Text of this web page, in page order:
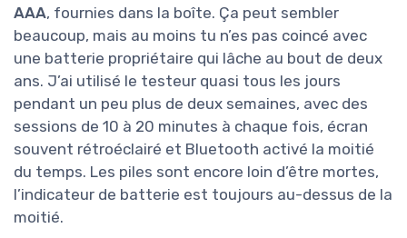
AAA, fournies dans la boîte. Ça peut sembler
beaucoup, mais au moins tu n’es pas coincé avec
une batterie propriétaire qui lâche au bout de deux
ans. J’ai utilisé le testeur quasi tous les jours
pendant un peu plus de deux semaines, avec des
sessions de 10 à 20 minutes à chaque fois, écran
souvent rétroéclairé et Bluetooth activé la moitié
du temps. Les piles sont encore loin d’être mortes,
l’indicateur de batterie est toujours au-dessus de la
moitié.